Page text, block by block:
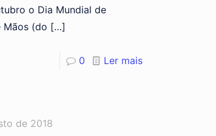
o Dia Mundial de
Mãos (do […]
0 Ler mais
de 2018